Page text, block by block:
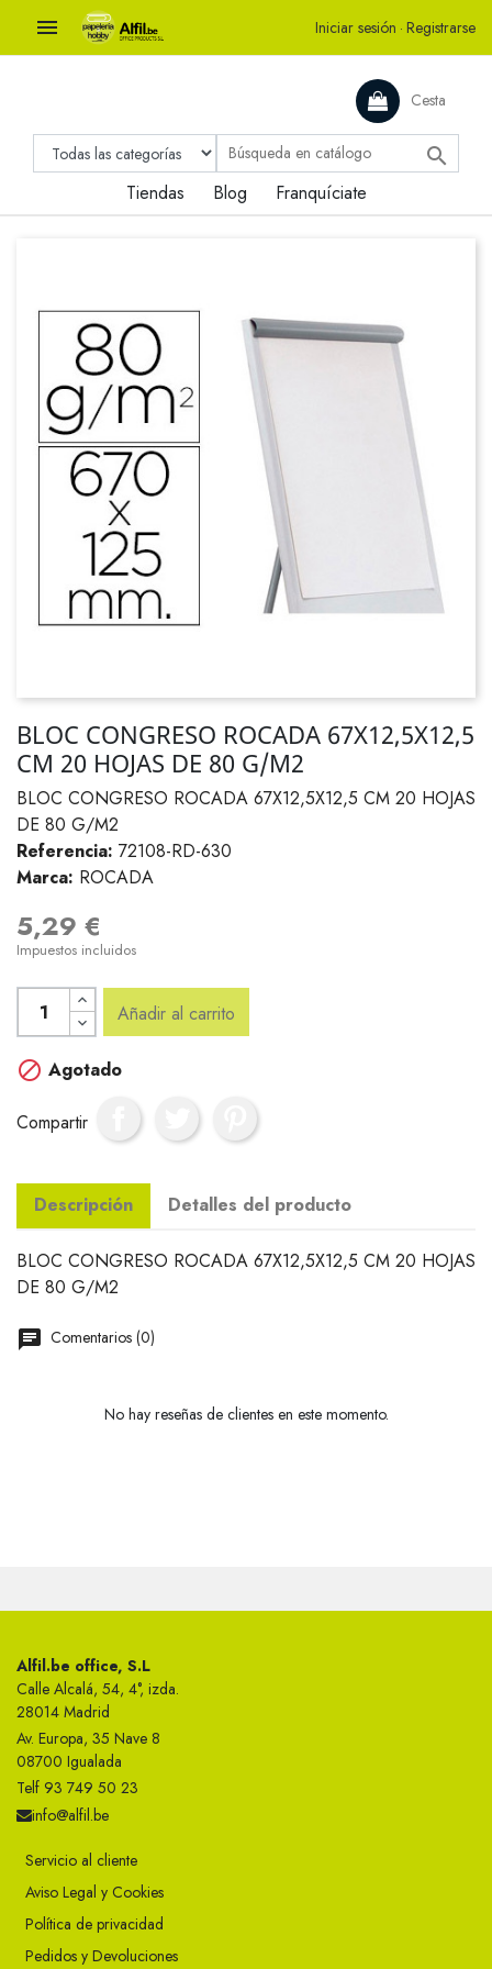
 Iniciar sesión · Registrarse
Cesta

Tiendas Blog Franquíciate
BLOC CONGRESO ROCADA 67X12,5X12,5
CM 20 HOJAS DE 80 G/M2
BLOC CONGRESO ROCADA 67X12,5X12,5 CM 20 HOJAS
DE 80 G/M2
Referencia: 72108-RD-630
Marca: ROCADA
5,29 €
Impuestos incluidos
Añadir al carrito
 Agotado
Compartir
Descripción Detalles del producto
BLOC CONGRESO ROCADA 67X12,5X12,5 CM 20 HOJAS
DE 80 G/M2
Comentarios (0)
No hay reseñas de clientes en este momento.
Alfil.be office, S.L
Calle Alcalá, 54, 4°, izda.
28014 Madrid
Av. Europa, 35 Nave 8
08700 Igualada
Telf 93 749 50 23
info@alfil.be
Servicio al cliente
Aviso Legal y Cookies
Política de privacidad
Pedidos y Devoluciones